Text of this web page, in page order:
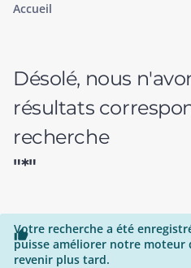
Accueil
Désolé, nous
résultats
recherche
"*"

Votre recherche a été
puisse améliorer notre moteur
revenir plus tard.